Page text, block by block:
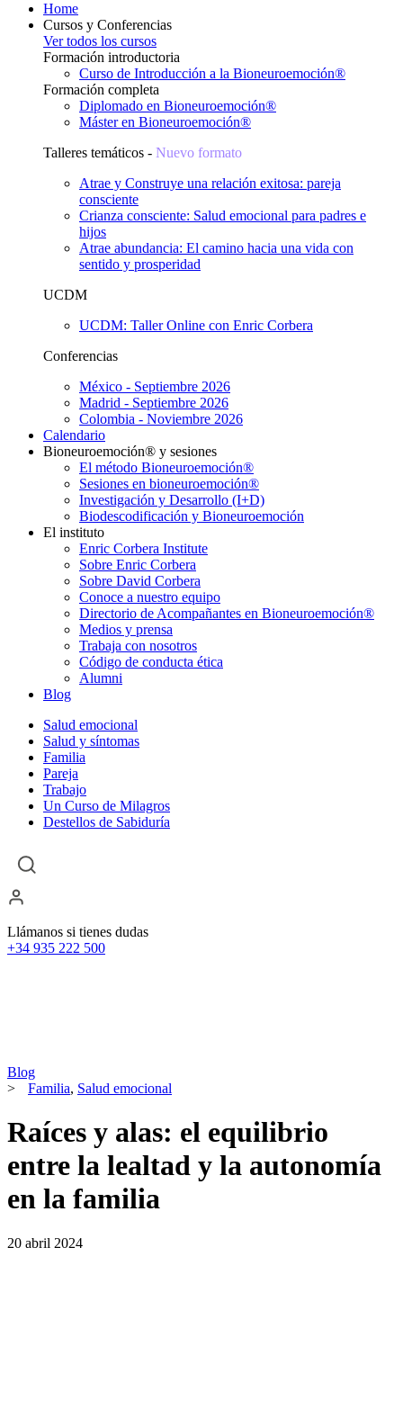
Home
Cursos y Conferencias
Ver todos los cursos
Formación introductoria
Curso de Introducción a la Bioneuroemoción®
Formación completa
Diplomado en Bioneuroemoción®
Máster en Bioneuroemoción®
Talleres temáticos - Nuevo formato
Atrae y Construye una relación exitosa: pareja
consciente
Crianza consciente: Salud emocional para padres e
hijos
Atrae abundancia: El camino hacia una vida con
sentido y prosperidad
UCDM
UCDM: Taller Online con Enric Corbera
Conferencias
México - Septiembre 2026
Madrid - Septiembre 2026
Colombia - Noviembre 2026
Calendario
Bioneuroemoción® y sesiones
El método Bioneuroemoción®
Sesiones en bioneuroemoción®
Investigación y Desarrollo (I+D)
Biodescodificación y Bioneuroemoción
El instituto
Enric Corbera Institute
Sobre Enric Corbera
Sobre David Corbera
Conoce a nuestro equipo
Directorio de Acompañantes en Bioneuroemoción®
Medios y prensa
Trabaja con nosotros
Código de conducta ética
Alumni
Blog
Salud emocional
Salud y síntomas
Familia
Pareja
Trabajo
Un Curso de Milagros
Destellos de Sabiduría
Llámanos si tienes dudas
+34 935 222 500
Blog
>
Familia, Salud emocional
Raíces y alas: el equilibrio
entre la lealtad y la autonomía
en la familia
20 abril 2024